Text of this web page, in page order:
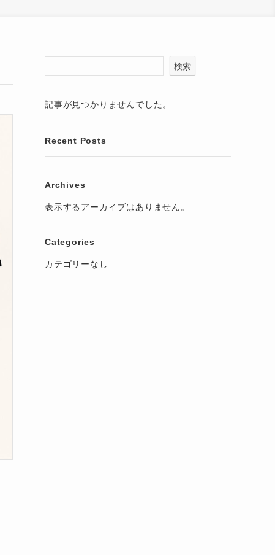
検索
記事が見つかりませんでした。
Recent Posts
Archives
表示するアーカイブはありません。
Categories
カテゴリーなし